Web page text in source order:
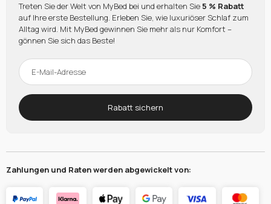
Treten Sie der Welt von MyBed bei und erhalten Sie5 % Rabatt
auf Ihre erste Bestellung. Erleben Sie, wie luxuriöser Schlaf zum
Alltag wird. Mit MyBed gewinnen Sie mehr als nur Komfort –
gönnen Sie sich das Beste!
Rabatt sichern
Zahlungen und Raten werden abgewickelt von: